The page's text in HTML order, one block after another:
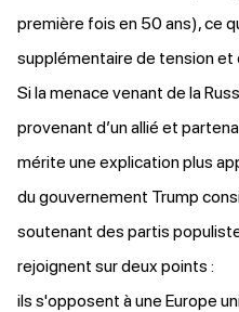
première fois en 50 ans), ce
supplémentaire de tension et
Si la menace venant de la
provenant d’un allié et
mérite une explication plus
du gouvernement Trump
soutenant des partis
rejoignent sur deux points :
ils s'opposent à une Europe